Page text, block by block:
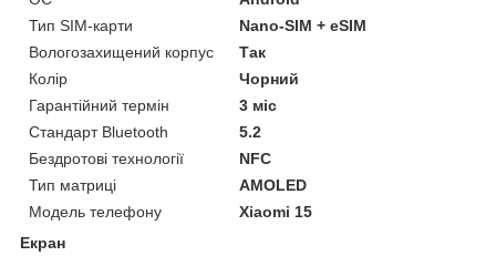
Тип SIM-карти
Nano-SIM + eSIM
Вологозахищений корпус
Так
Колір
Чорний
Гарантійний термін
3 міс
Стандарт Bluetooth
5.2
Бездротові технології
NFC
Тип матриці
AMOLED
Модель телефону
Xiaomi 15
Екран